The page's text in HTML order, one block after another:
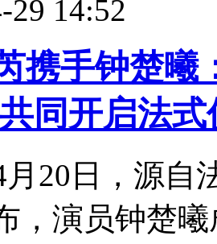
29 14:52
携手钟楚曦
同开启法
月20日，源
，演员钟楚